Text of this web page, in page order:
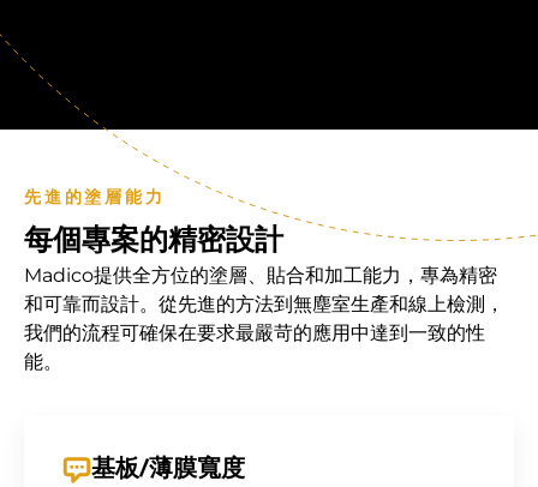
先進的塗層能力
每個專案的精密設計
Madico提供全方位的塗層、貼合和加工能力，專為精密
和可靠而設計。從先進的方法到無塵室生產和線上檢測，
我們的流程可確保在要求最嚴苛的應用中達到一致的性
能。
基板/薄膜寬度